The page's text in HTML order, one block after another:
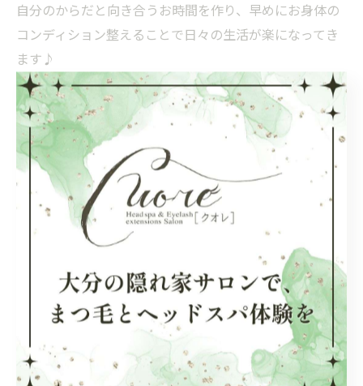
自分のからだと向き合うお時間を作り、早めにお身体の
コンディション整えることで日々の生活が楽になってき
ます♪
一度、立ち止まりご自身のからだと向き合い見つめ直し
てみませんか？
当店、男女問わずご案内しています
※全てのメニューにおいて施術前はカウンセリングを行
いますので遅れてのご来店にならないよう5分〜10分前の
ご来店をお願い致します。
また当店は駐車場がございません。近隣のコインパーキ
ングに停めてのご来店となりますのでお時間余裕をもっ
てご来店して頂けますと助かります。